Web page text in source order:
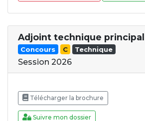
Adjoint technique
Concours C Technique
Session 2026
Télécharger la brochure
Suivre mon dossier